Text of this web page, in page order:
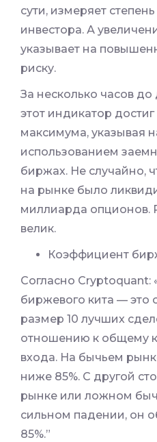
сути, измеряет
инвестора. А
указывает на
риску.
За несколько часов до
этот индикатор
максимума, указывая
использованием
биржах. Не случайно,
на рынке было
миллиарда опционов.
велик.
Коэффициент
Согласно Cryptoquant:
биржевого кита — это
размер 10 лучших
отношению к общему
входа. На бычьем
ниже 85%. С другой
рынке или ложном
сильном падении, он
85%.”